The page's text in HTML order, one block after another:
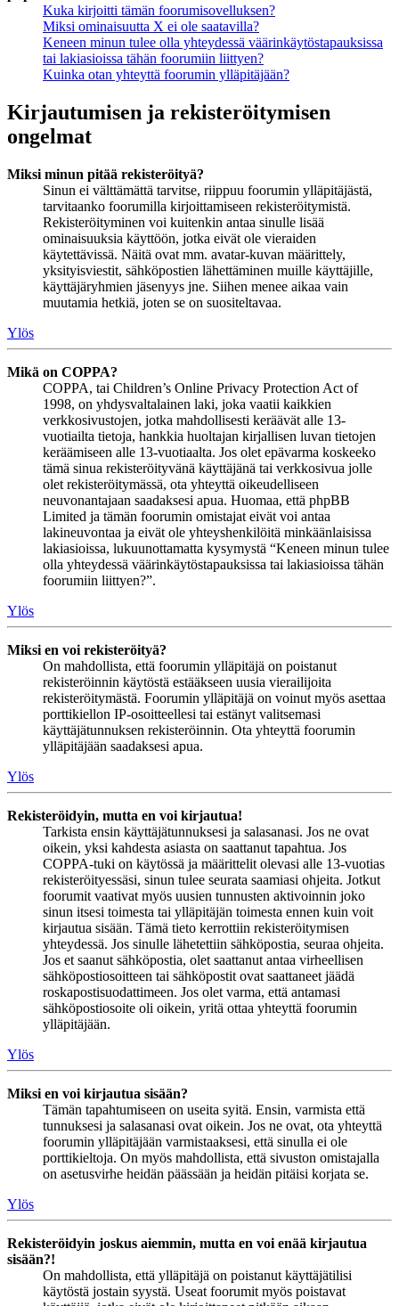
Kuka kirjoitti tämän foorumisovelluksen?
Miksi ominaisuutta X ei ole saatavilla?
Keneen minun tulee olla yhteydessä väärinkäytöstapauksissa
tai lakiasioissa tähän foorumiin liittyen?
Kuinka otan yhteyttä foorumin ylläpitäjään?
Kirjautumisen ja rekisteröitymisen
ongelmat
Miksi minun pitää rekisteröityä?
Sinun ei välttämättä tarvitse, riippuu foorumin ylläpitäjästä,
tarvitaanko foorumilla kirjoittamiseen rekisteröitymistä.
Rekisteröityminen voi kuitenkin antaa sinulle lisää
ominaisuuksia käyttöön, jotka eivät ole vieraiden
käytettävissä. Näitä ovat mm. avatar-kuvan määrittely,
yksityisviestit, sähköpostien lähettäminen muille käyttäjille,
käyttäjäryhmien jäsenyys jne. Siihen menee aikaa vain
muutamia hetkiä, joten se on suositeltavaa.
Ylös
Mikä on COPPA?
COPPA, tai Children’s Online Privacy Protection Act of
1998, on yhdysvaltalainen laki, joka vaatii kaikkien
verkkosivustojen, jotka mahdollisesti keräävät alle 13-
vuotiailta tietoja, hankkia huoltajan kirjallisen luvan tietojen
keräämiseen alle 13-vuotiaalta. Jos olet epävarma koskeeko
tämä sinua rekisteröityvänä käyttäjänä tai verkkosivua jolle
olet rekisteröitymässä, ota yhteyttä oikeudelliseen
neuvonantajaan saadaksesi apua. Huomaa, että phpBB
Limited ja tämän foorumin omistajat eivät voi antaa
lakineuvontaa ja eivät ole yhteyshenkilöitä minkäänlaisissa
lakiasioissa, lukuunottamatta kysymystä “Keneen minun tulee
olla yhteydessä väärinkäytöstapauksissa tai lakiasioissa tähän
foorumiin liittyen?”.
Ylös
Miksi en voi rekisteröityä?
On mahdollista, että foorumin ylläpitäjä on poistanut
rekisteröinnin käytöstä estääkseen uusia vierailijoita
rekisteröitymästä. Foorumin ylläpitäjä on voinut myös asettaa
porttikiellon IP-osoitteellesi tai estänyt valitsemasi
käyttäjätunnuksen rekisteröinnin. Ota yhteyttä foorumin
ylläpitäjään saadaksesi apua.
Ylös
Rekisteröidyin, mutta en voi kirjautua!
Tarkista ensin käyttäjätunnuksesi ja salasanasi. Jos ne ovat
oikein, yksi kahdesta asiasta on saattanut tapahtua. Jos
COPPA-tuki on käytössä ja määrittelit olevasi alle 13-vuotias
rekisteröityessäsi, sinun tulee seurata saamiasi ohjeita. Jotkut
foorumit vaativat myös uusien tunnusten aktivoinnin joko
sinun itsesi toimesta tai ylläpitäjän toimesta ennen kuin voit
kirjautua sisään. Tämä tieto kerrottiin rekisteröitymisen
yhteydessä. Jos sinulle lähetettiin sähköpostia, seuraa ohjeita.
Jos et saanut sähköpostia, olet saattanut antaa virheellisen
sähköpostiosoitteen tai sähköpostit ovat saattaneet jäädä
roskapostisuodattimeen. Jos olet varma, että antamasi
sähköpostiosoite oli oikein, yritä ottaa yhteyttä foorumin
ylläpitäjään.
Ylös
Miksi en voi kirjautua sisään?
Tämän tapahtumiseen on useita syitä. Ensin, varmista että
tunnuksesi ja salasanasi ovat oikein. Jos ne ovat, ota yhteyttä
foorumin ylläpitäjään varmistaaksesi, että sinulla ei ole
porttikieltoja. On myös mahdollista, että sivuston omistajalla
on asetusvirhe heidän päässään ja heidän pitäisi korjata se.
Ylös
Rekisteröidyin joskus aiemmin, mutta en voi enää kirjautua
sisään?!
On mahdollista, että ylläpitäjä on poistanut käyttäjätilisi
käytöstä jostain syystä. Useat foorumit myös poistavat